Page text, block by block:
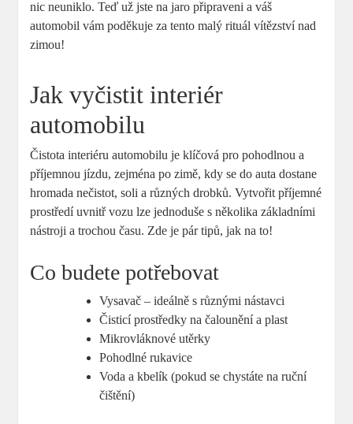
nic neuniklo. Teď už jste na jaro připraveni a váš
automobil vám poděkuje za tento malý rituál vítězství nad
zimou!
Jak vyčistit interiér
automobilu
Čistota interiéru automobilu je klíčová pro pohodlnou a
příjemnou jízdu, zejména po zimě, kdy se do auta dostane
hromada nečistot, soli a různých drobků. Vytvořit příjemné
prostředí uvnitř vozu lze jednoduše s několika základními
nástroji a trochou času. Zde je pár tipů, jak na to!
Co budete potřebovat
Vysavač – ideálně s různými nástavci
Čisticí prostředky na čalounění a plast
Mikrovláknové utěrky
Pohodlné rukavice
Voda a kbelík (pokud se chystáte na ruční
čištění)